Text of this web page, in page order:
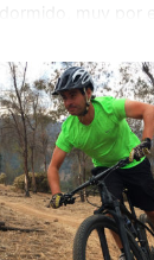
muy por